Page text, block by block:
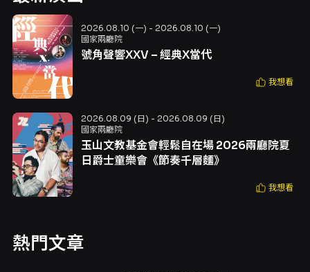
2026.08.10 (一) - 2026.08.10 (一)
國家兩廳院
號角聲響XXV – 經典X當代
我想看
2026.08.09 (日) - 2026.08.09 (日)
國家兩廳院
玉山文教基金會輕鬆自在場 2026兩廳院夏
日爵士童樂會《節奏千層麵》
我想看
熱門文章